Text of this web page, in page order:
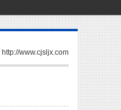
http://www.cjsljx.com